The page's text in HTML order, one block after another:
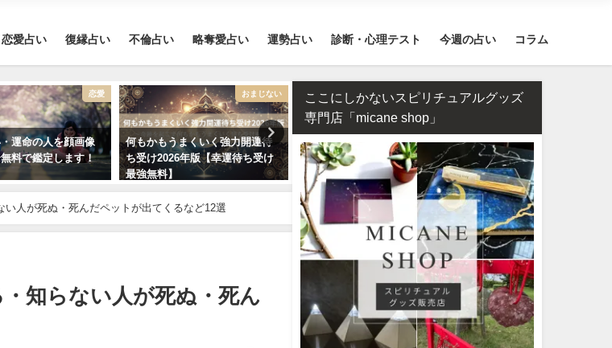
恋愛占い 復縁占い 不倫占い 略奪愛占い 運勢占い 診断・心理テスト 今週の占い コラム
恋愛
運命の人を顔画像
料で鑑定します！
おまじない
何もかもうまくいく強力開運待
ち受け2026年版【幸運待ち受け
最強無料】
タロット占い・彼氏からの連絡
が来ない理由は？待つほうがい
い？
タロット占い・恋人はいつ
る？彼氏はいつできるのか
します！
人が死ぬ・死んだペットが出てくるなど12選
知らない人が死ぬ・死ん
ここにしかないスピリチュアルグッズ
専門店「micane shop」